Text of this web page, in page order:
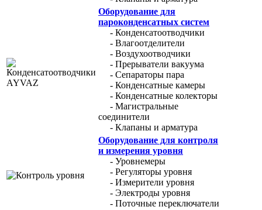
Оборудование для
пароконденсатных систем
- Конденсатоотводчики
- Влагоотделители
- Воздухоотводчики
- Прерыватели вакуума
- Сепараторы пара
- Конденсатные камеры
- Конденсатные колекторы
- Магистральные
соединители
- Клапаны и арматура
Оборудование для контроля
и измерения уровня
- Уровнемеры
- Регуляторы уровня
- Измерители уровня
- Электроды уровня
- Поточные переключатели